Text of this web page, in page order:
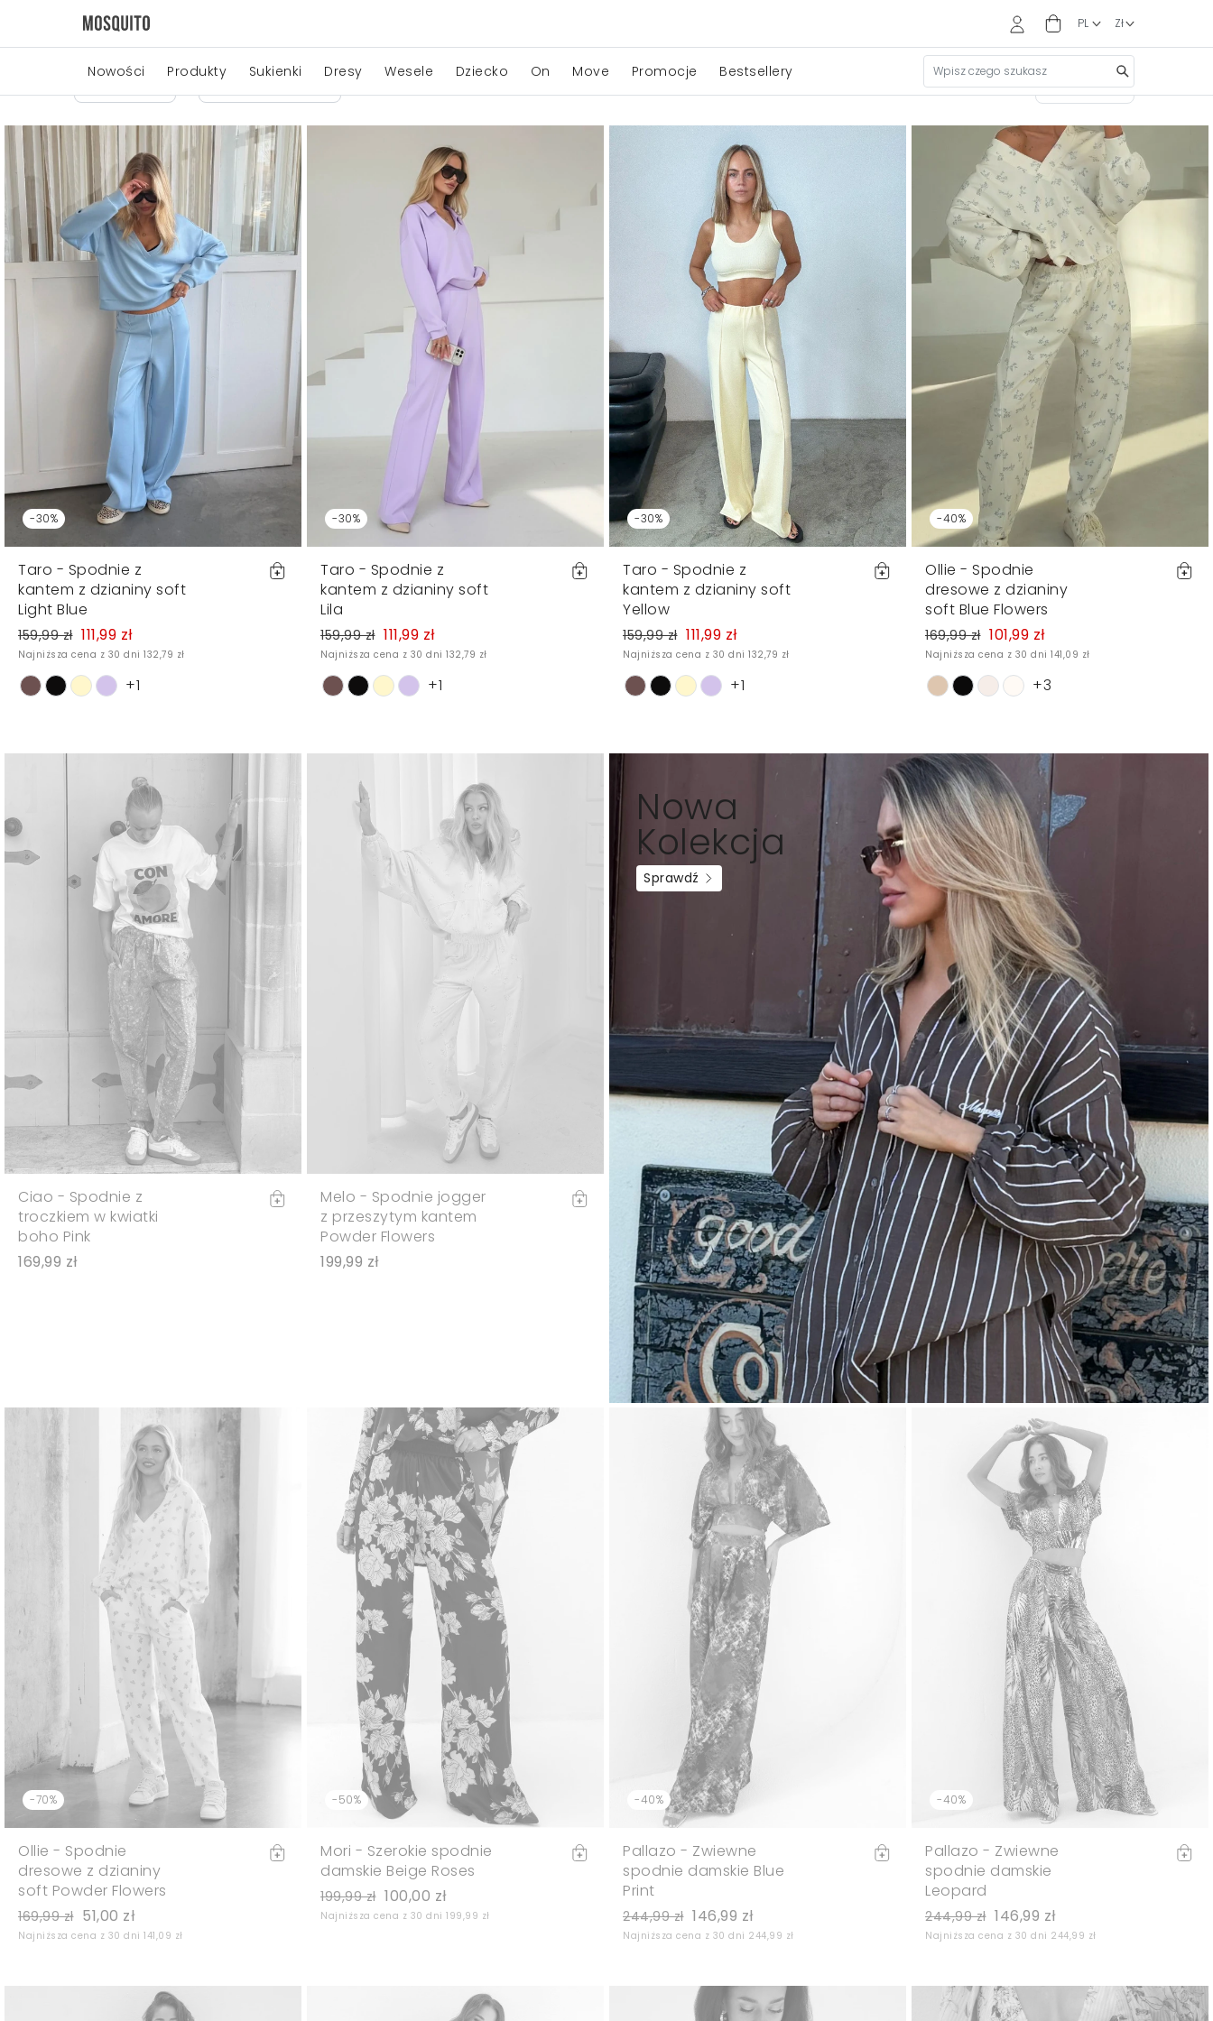
Nowości Produkty Sukienki Dresy Wesele Dziecko On Move Promocje Bestsellery
Producenci Sortuj
-30%
Taro - Spodnie z
kantem z dzianiny soft
Light Blue
159,99 zł 111,99 zł
Najniższa cena z 30 dni 132,79 zł
+1
-30%
Taro - Spodnie z
kantem z dzianiny soft
Lila
159,99 zł 111,99 zł
Najniższa cena z 30 dni 132,79 zł
+1
-30%
Taro - Spodnie z
kantem z dzianiny soft
Yellow
159,99 zł 111,99 zł
Najniższa cena z 30 dni 132,79 zł
+1
-40%
Ollie - Spodnie
dresowe z dzianiny
soft Blue Flowers
169,99 zł 101,99 zł
Najniższa cena z 30 dni 141,09 zł
+3
Ciao - Spodnie z
troczkiem w kwiatki
boho Pink
169,99 zł
Melo - Spodnie jogger
z przeszytym kantem
Powder Flowers
199,99 zł
Nowa
Kolekcja
Sprawdź
-70%
Ollie - Spodnie
dresowe z dzianiny
soft Powder Flowers
169,99 zł 51,00 zł
Najniższa cena z 30 dni 141,09 zł
-50%
Mori - Szerokie spodnie
damskie Beige Roses
199,99 zł 100,00 zł
Najniższa cena z 30 dni 199,99 zł
-40%
Pallazo - Zwiewne
spodnie damskie Blue
Print
244,99 zł 146,99 zł
Najniższa cena z 30 dni 244,99 zł
-40%
Pallazo - Zwiewne
spodnie damskie
Leopard
244,99 zł 146,99 zł
Najniższa cena z 30 dni 244,99 zł